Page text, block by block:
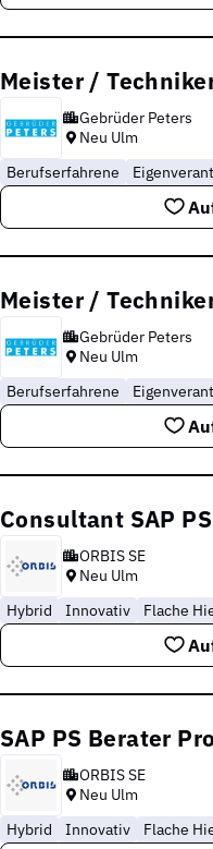
Meister /
Gebrüder Peters
Neu Ulm
Berufserfahrene
Meister /
Gebrüder Peters
Neu Ulm
Berufserfahrene
Consultant SAP
ORBIS SE
Neu Ulm
Hybrid
Innovativ Flache
SAP PS Berater
ORBIS SE
Neu Ulm
Hybrid
Innovativ Flache